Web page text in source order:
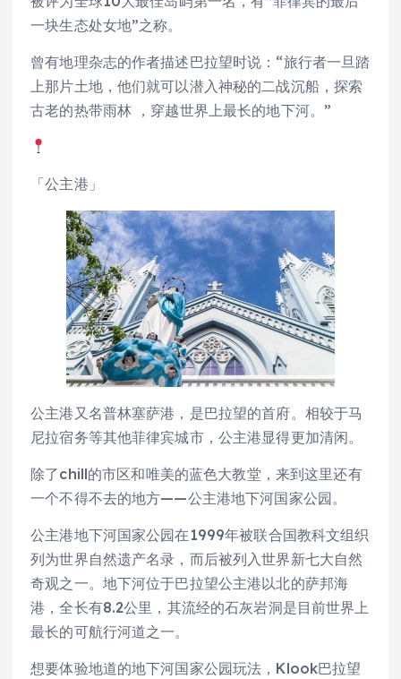
一块生态处女地”之称。
曾有地理杂志的作者描述巴拉望时说：“旅行者一旦踏
上那片土地，他们就可以潜入神秘的二战沉船，探索
古老的热带雨林 ，穿越世界上最长的地下河。”
「公主港」
公主港又名普林塞萨港，是巴拉望的首府。相较于马
尼拉宿务等其他菲律宾城市，公主港显得更加清闲。
除了chill的市区和唯美的蓝色大教堂，来到这里还有
一个不得不去的地方——公主港地下河国家公园。
公主港地下河国家公园在1999年被联合国教科文组织
列为世界自然遗产名录，而后被列入世界新七大自然
奇观之一。地下河位于巴拉望公主港以北的萨邦海
港，全长有8.2公里，其流经的石灰岩洞是目前世界上
最长的可航行河道之一。
想要体验地道的地下河国家公园玩法，Klook巴拉望